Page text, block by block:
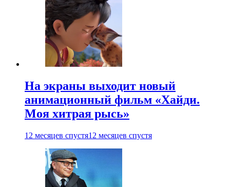
На экраны выходит новый
анимационный фильм «Хайди.
Моя хитрая рысь»
12 месяцев спустя12 месяцев спустя